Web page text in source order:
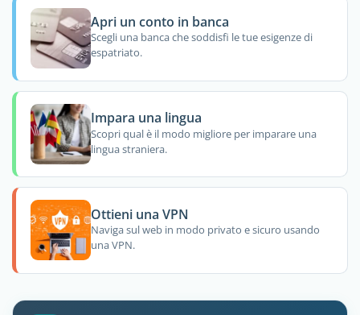
Apri un conto in banca
Scegli una banca che soddisfi le tue esigenze di
espatriato.
Impara una lingua
Scopri qual è il modo migliore per imparare una
lingua straniera.
Ottieni una VPN
Naviga sul web in modo privato e sicuro usando
una VPN.